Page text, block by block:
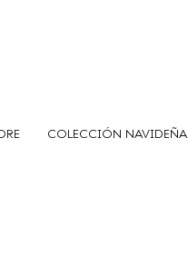
COLECCIÓN NAVIDEÑA